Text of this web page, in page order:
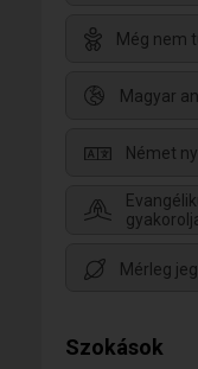
Még nem
Magyar
Német
Mérleg
Szokások